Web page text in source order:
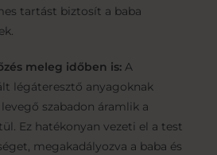
tartást biztosít a baba
meleg időben is:A
légáteresztő anyagoknak
szabadon áramlik a
Ez hatékonyan vezeti el a test
megakadályozva a baba és